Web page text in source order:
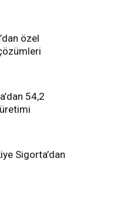
özel
54,2
Sigorta’dan